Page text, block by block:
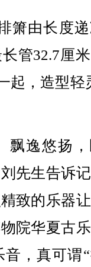
由长度递
管32.7厘
起，造型轻
逸悠扬，
先生告诉
致的乐器
院华夏古
，真可谓